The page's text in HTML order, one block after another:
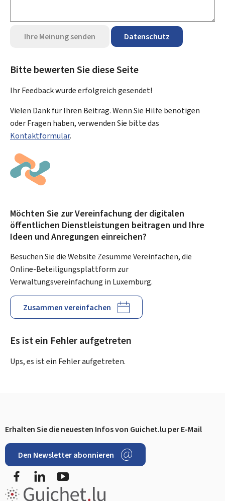
Ihre Meinung senden Datenschutz
Bitte bewerten Sie diese Seite
Ihr Feedback wurdeerfolgreichgesendet!
Vielen Dank für Ihren Beitrag. Wenn Sie Hilfe benötigen
oder Fragen haben, verwenden Sie bitte das
Kontaktformular.
Möchten Sie zur Vereinfachung der digitalen
öffentlichen Dienstleistungen beitragen und Ihre
Ideen und Anregungen einreichen?
Besuchen Sie die Website Zesumme Vereinfachen, die
Online-Beteiligungsplattform zur
Verwaltungsvereinfachung in Luxemburg.
Zusammen vereinfachen
Es ist ein Fehler aufgetreten
Ups, es ist ein Fehler aufgetreten.
Footer
Erhalten Sie die neuesten Infos von Guichet.lu per E-Mail
Den Newsletter abonnieren
FacebookLinkedIn